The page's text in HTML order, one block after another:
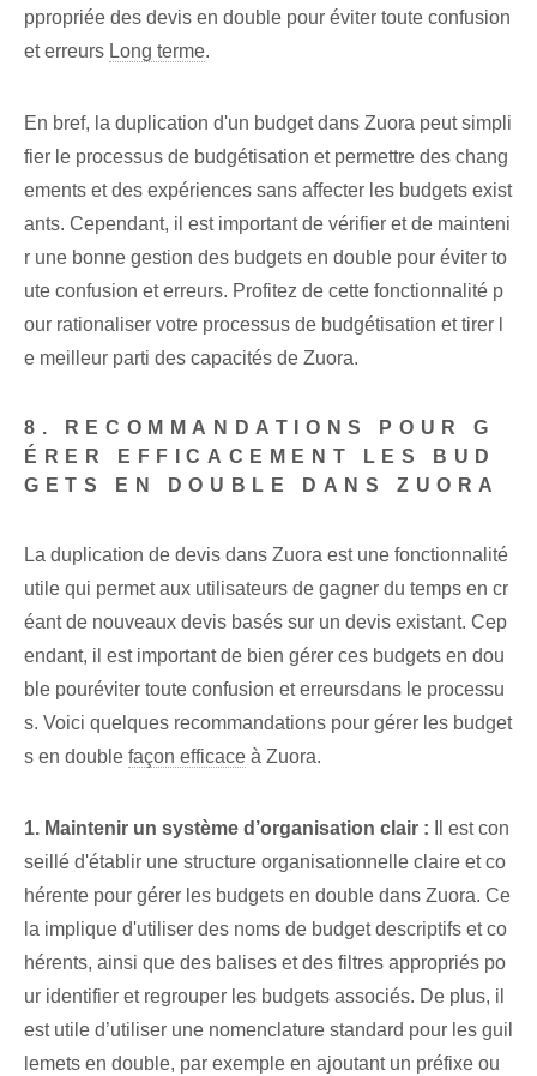
ppropriée des devis en double pour éviter toute confusion
et erreurs Long terme.
En bref, la duplication d'un budget dans Zuora peut simpli
fier le processus de budgétisation et permettre des chang
ements et des expériences sans affecter les budgets exist
ants. Cependant, il est important de vérifier et de mainteni
r une bonne gestion des budgets en double pour éviter to
ute confusion et erreurs. Profitez de cette fonctionnalité p
our rationaliser votre processus de budgétisation et tirer l
e meilleur parti des capacités de Zuora.
8. RECOMMANDATIONS POUR G
ÉRER EFFICACEMENT LES BUD
GETS EN DOUBLE DANS ZUORA
La duplication de devis dans Zuora est une fonctionnalité
utile qui permet aux utilisateurs de gagner du temps en cr
éant de nouveaux devis basés sur un devis existant. Cep
endant, il est ⁤important de bien gérer ces budgets en dou
ble pour⁢éviter toute confusion et erreurs⁤dans le processu
s. Voici quelques recommandations pour gérer les ‌budget
s en double⁣ façon efficace à Zuora.
1. Maintenir un système d’organisation clair : Il est con
seillé d'établir‌ une structure organisationnelle claire et co
hérente pour gérer les budgets en double dans Zuora. Ce
la implique d'utiliser des noms de budget descriptifs et co
hérents, ainsi que des balises et des filtres appropriés po
ur identifier et regrouper les budgets associés. De plus, il
est utile d’utiliser une nomenclature standard pour les guil
lemets en double, par exemple en ajoutant un préfixe ou